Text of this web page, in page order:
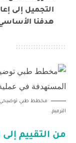
التجميل إلى
هدفنا
مخطط طبي توضيحي
الترميم.
من التقييم